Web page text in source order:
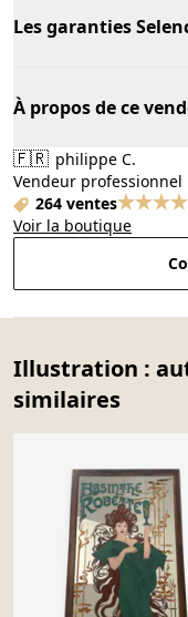
Les garanties
À propos de ce
🇫🇷 philippe C.
Vendeur professionnel
264 ventes
Voir la boutique
Illustration :
similaires